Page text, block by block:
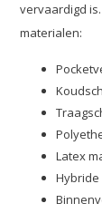
vervaardigd
materialen:
Latex